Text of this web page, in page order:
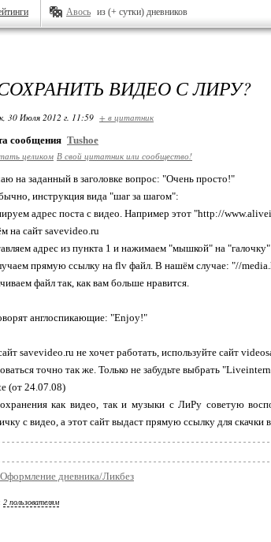
Авось из (+ сутки) дневников
ВИДЕО С ЛИРУ?
30 Июля 2012 г. 11:59 + в цитатник
сообщения Tushoe
целиком В свой цитатник или сообщество!
на заданный в заголовке вопрос: "Очень просто!"
инструкция вида "шаг за шагом":
адрес поста с видео. Например этот "http://
на сайт savevideo.ru
адрес из пункта 1 и нажимаем "мышкой" на
прямую ссылку на flv файл. В нашём случае: "//
файл так, как вам больше нравится.
англоспикающие: "Enjoy!"
savevideo.ru не хочет работать, используйте сайт
точно так же. Только не забудьте выбрать
(от 24.07.08)
как видео, так и музыки с ЛиРу советую
с видео, а этот сайт выдаст прямую ссылку для
Оформление дневника/Ликбез
2 пользователям